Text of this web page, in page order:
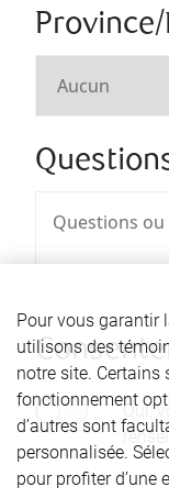
Oui,
Pour vous garantir
utilisons des
notre site. Certains
fonctionnement
d’autres sont
personnalisée.
pour profiter d’une